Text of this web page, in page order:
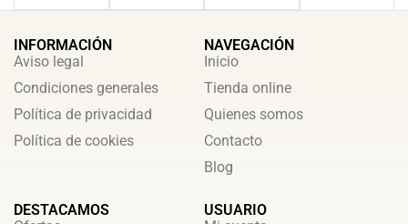
INFORMACIÓN
Aviso legal
Condiciones generales
Política de privacidad
Política de cookies
NAVEGACIÓN
Inicio
Tienda online
Quienes somos
Contacto
Blog
DESTACAMOS
USUARIO